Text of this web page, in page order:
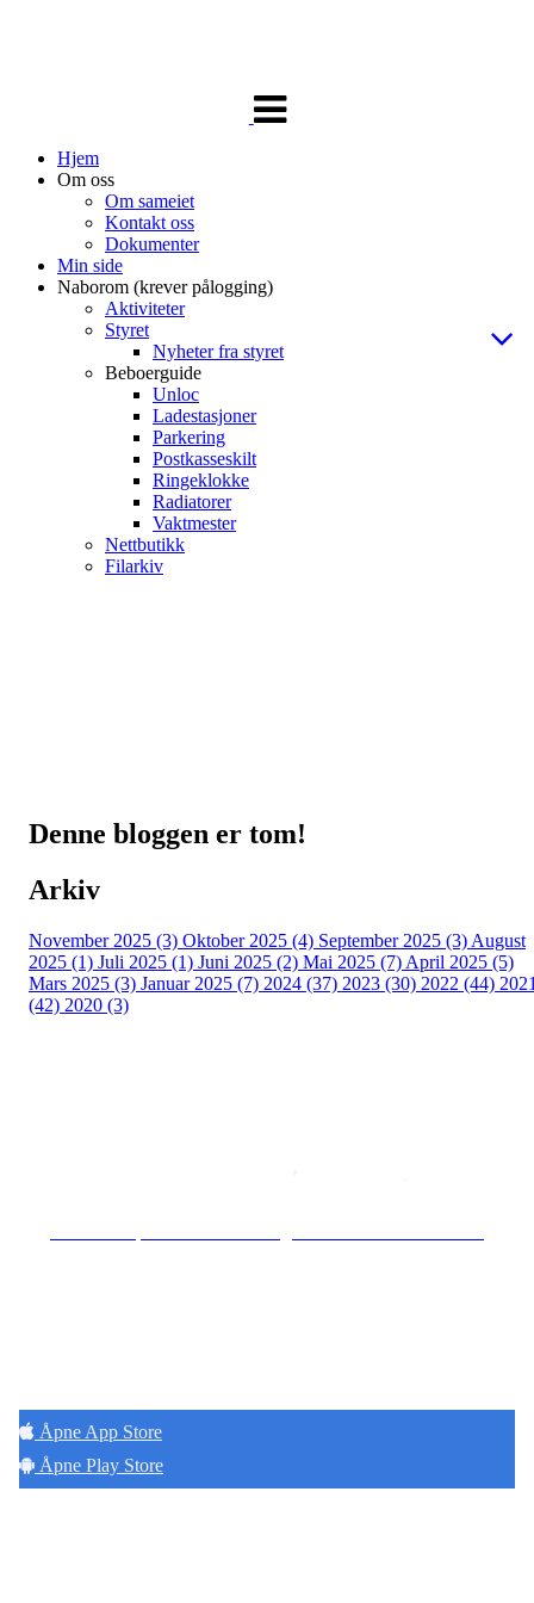
navigasjon
Hjem
Om oss
Om sameiet
Kontakt oss
Dokumenter
Min side
Naborom (krever pålogging)
Aktiviteter
Styret
Nyheter fra styret
Beboerguide
Unloc
Ladestasjoner
Parkering
Postkasseskilt
Ringeklokke
Radiatorer
Vaktmester
Nettbutikk
Filarkiv
Denne bloggen er tom!
Arkiv
November 2025 (3) Oktober 2025 (4) September 2025 (3) August
2025 (1) Juli 2025 (1) Juni 2025 (2) Mai 2025 (7) April 2025 (5)
Mars 2025 (3) Januar 2025 (7) 2024 (37) 2023 (30) 2022 (44)
(42) 2020 (3)
Åpne App Store
Åpne Play Store